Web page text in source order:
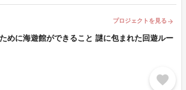
プロジェクトを見る arrow_forward
めに海遊館ができること 謎に包まれた回遊ルー
favorite